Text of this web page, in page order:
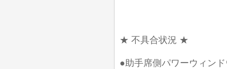
★ 不具合状況 ★
●助手席側パワーウィン